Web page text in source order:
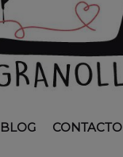
BLOG CONTACTO